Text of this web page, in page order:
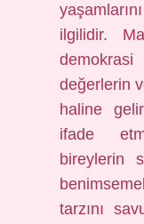
ilgilidir.
değerlerin
haline
ifade
bireylerin
tarzını